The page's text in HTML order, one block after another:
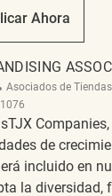
Ahora
Categoría
Asociados de Tiendas
de
incluido en
la diversidad,